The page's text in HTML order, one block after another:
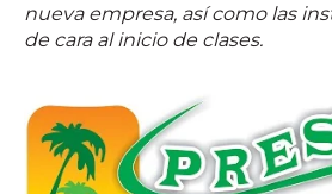
nueva empresa, así como las
de cara al inicio de clases.